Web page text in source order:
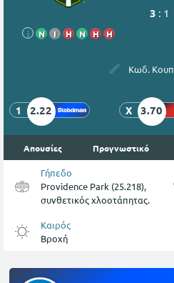
i Ν Ι Η Ν Η Η
3 : 1
Κωδ.
1 2.22 X 3.70
Απουσίες Προγνωστικό
Γήπεδο
Providence Park (25.218),
συνθετικός χλοοτάπητας.
Καιρός
Βροχή